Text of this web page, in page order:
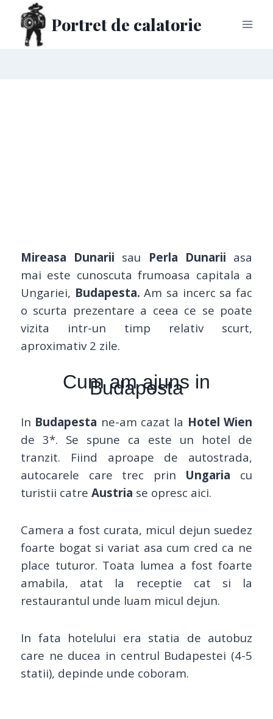
Portret de calatorie
Mireasa Dunarii sau Perla Dunarii asa
mai este cunoscuta frumoasa capitala a
Ungariei, Budapesta. Am sa incerc sa fac
o scurta prezentare a ceea ce se poate
vizita intr-un timp relativ scurt,
aproximativ 2 zile.
Cum am ajuns in
Budapesta
In Budapesta ne-am cazat la Hotel Wien
de 3*. Se spune ca este un hotel de
tranzit. Fiind aproape de autostrada,
autocarele care trec prin Ungaria cu
turistii catre Austria se opresc aici.
Camera a fost curata, micul dejun suedez
foarte bogat si variat asa cum cred ca ne
place tuturor. Toata lumea a fost foarte
amabila, atat la receptie cat si la
restaurantul unde luam micul dejun.
In fata hotelului era statia de autobuz
care ne ducea in centrul Budapestei (4-5
statii), depinde unde coboram.